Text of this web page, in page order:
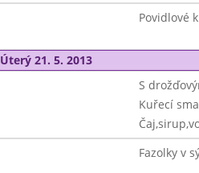
Povidlové
Úterý 21. 5. 2013
S
Kuřecí
Fazolky v